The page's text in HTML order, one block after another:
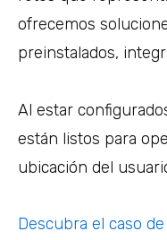
ofrecemos
preinstalados,
Al estar
están listos para
ubicación del
Descubra el caso